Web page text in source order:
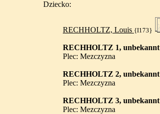
Dziecko:
RECHHOLTZ, Louis {I173}
RECHHOLTZ 1, unbekannt
Plec: Mezczyzna
RECHHOLTZ 2, unbekannt
Plec: Mezczyzna
RECHHOLTZ 3, unbekannt
Plec: Mezczyzna